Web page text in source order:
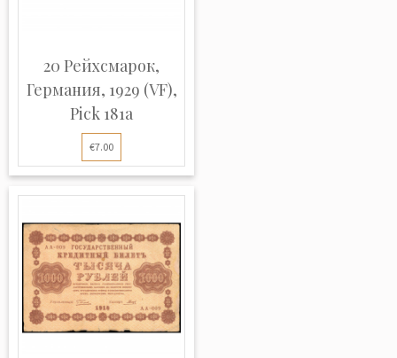
20 Рейхсмарок,
Германия, 1929 (VF),
Pick 181a
€7.00